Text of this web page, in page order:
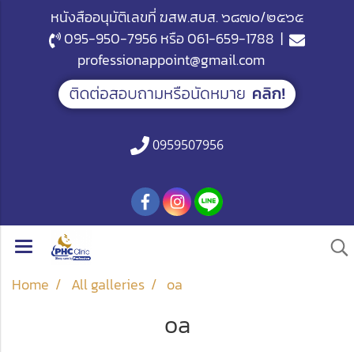
หนังสืออนุมัติเลขที่ ฆสพ.สบส. ๖๘๗๐/๒๕๖๕
095-950-7956หรือ061-659-1788 |
professionappoint@gmail.com
0959507956
Home All galleries oa
oa